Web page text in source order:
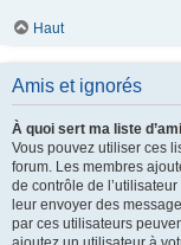
Haut
Amis et ignorés
À quoi sert ma liste
Vous pouvez utiliser ces
forum. Les membres
de contrôle de
leur envoyer des
par ces utilisateurs